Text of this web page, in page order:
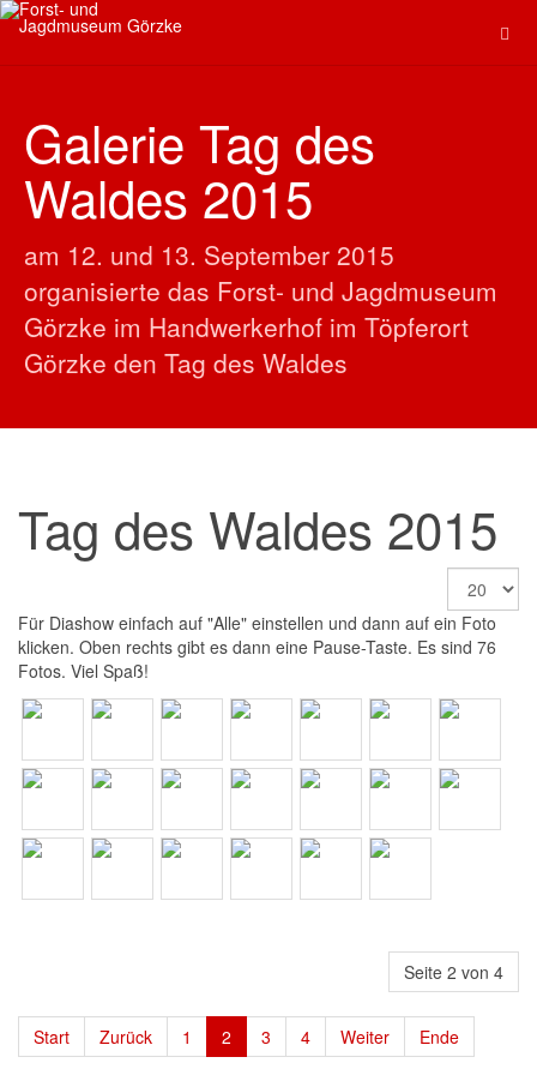
Galerie Tag des
Waldes 2015
am 12. und 13. September 2015
organisierte das Forst- und Jagdmuseum
Görzke im Handwerkerhof im Töpferort
Görzke den Tag des Waldes
Tag des Waldes 2015
Für Diashow einfach auf "Alle" einstellen und dann auf ein Foto
klicken. Oben rechts gibt es dann eine Pause-Taste. Es sind 76
Fotos. Viel Spaß!
Seite 2 von 4
Start Zurück 1 2 3 4 Weiter Ende